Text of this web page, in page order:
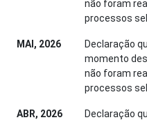
não foram
processos
MAI, 2026
Declaração
momento
não foram
processos
ABR, 2026
Declaração